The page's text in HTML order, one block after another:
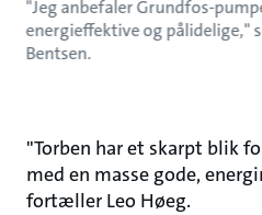
"Jeg anbefaler Grundfos-
energieffektive og pålidelige,"
Bentsen.
"Torben har et skarpt blik
med en masse gode,
fortæller Leo Høeg.